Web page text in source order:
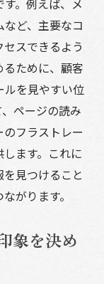
ページの重
るホームペ
ザビリティ
バーサルデ
マイズ法
口の設計
う
。例えば、メ
ど、主要なコ
スできるよう
ために、顧客
ルを見やすい位
ページの読み
フラストレー
ます。これに
見つけること
がります。
象を決め